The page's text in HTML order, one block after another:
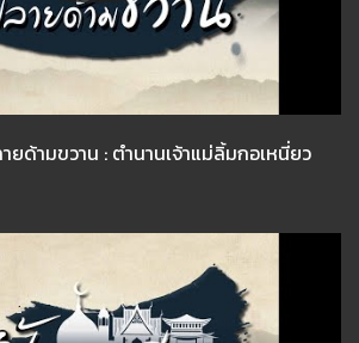
ด้ามขวาน : ตำนานเจ้าแม่ลิ้มกอเหนี่ยว